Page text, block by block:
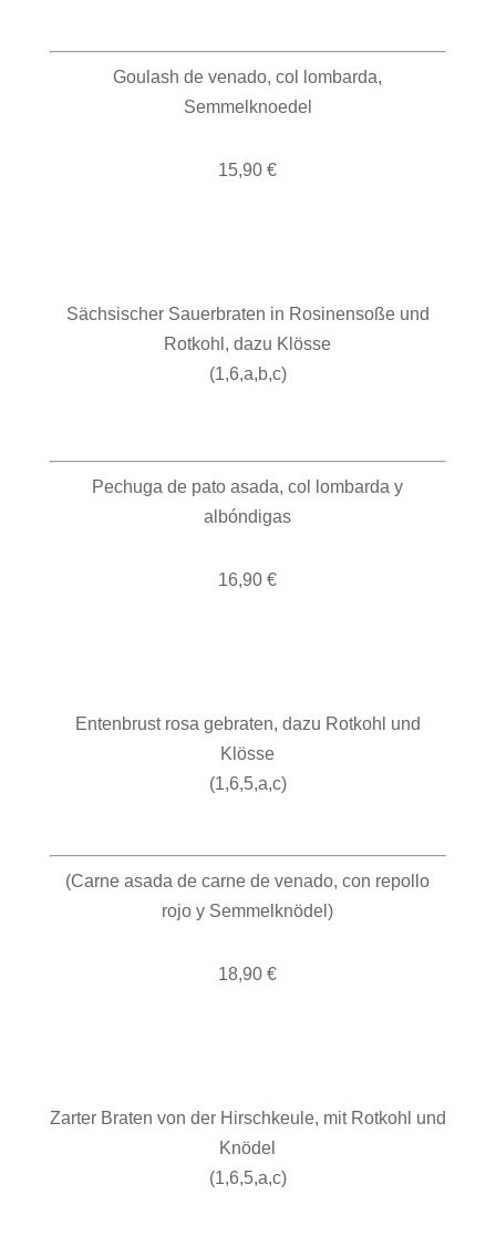
Goulash de venado, col lombarda,
Semmelknoedel
15,90 €
Sächsischer Sauerbraten in Rosinensoße und
Rotkohl, dazu Klösse
(1,6,a,b,c)
Pechuga de pato asada, col lombarda y
albóndigas
16,90 €
Entenbrust rosa gebraten, dazu Rotkohl und
Klösse
(1,6,5,a,c)
(Carne asada de carne de venado, con repollo
rojo y Semmelknödel)
18,90 €
Zarter Braten von der Hirschkeule, mit Rotkohl und
Knödel
(1,6,5,a,c)